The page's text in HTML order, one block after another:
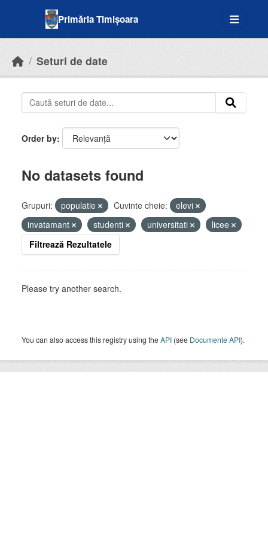
Primăria Timișoara
Seturi de date
Order by
No datasets found
Grupuri: populatie Cuvinte cheie:
elevi
invatamant
studenti universitati
licee
Filtrează Rezultatele
Please try another search.
You can also access this registry using theAPI (see Documente API).